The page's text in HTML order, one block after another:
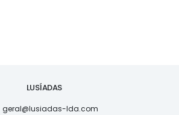
LUSÍADAS
geral@lusiadas-lda.com